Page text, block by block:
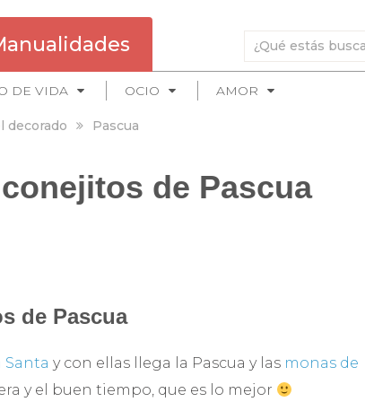
DE VIDA OCIO AMOR
decorado Pascua
de Pascua
de Pascua
Santa y con ellas llega la Pascua y las monas de
y el buen tiempo, que es lo mejor